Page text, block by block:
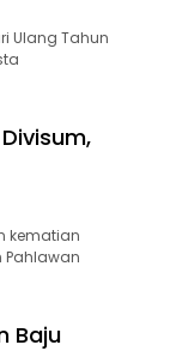
Ulang Tahun
kematian
Pahlawan
Baju